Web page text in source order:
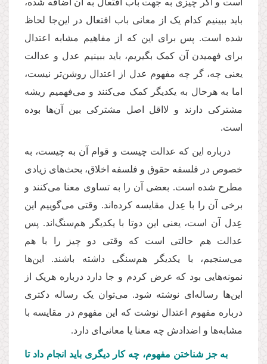
است و اگر چیزی به جهت باب افتعال به آن اضافه شده،
باید ببینیم کدام یک از معانی باب افتعال در اینجا لحاظ
شده است. پس برای این كه از مفاهیم مشابه اعتدال
برای فهمیدن آن کمک بگیریم، باید ببینیم عدل و عدالت
یعنی چه، گر چه مفهوم عدل از اعتدال روشنتر نیست،
اما به هرحال به یکدیگر کمک میکنند و میفهمیم ریشه
مشترکی دارند و لااقل اصل مشترکی بین آنها بوده
است.
درباره این كه عدالت چیست و قوام آن به چیست، به
خصوص در فلسفه حقوق و فلسفه اخلاق، بحثهای زیادی
مطرح شده است. بعضی آن را به تساوی معنا میکنند و
برخی آن را با عِدل مقایسه کرده اند. وقتی میگوییم این
عِدل آن است، یعنی این دوتا با یکدیگر همسنگ اند. پس
عدالت هم حالتی است که وقتی دو چیز را با هم
میسنجیم، با یکدیگر همسنگی داشته باشند. اینها
نمونههایی بود که عرض کردم و جا دارد درباره هریک از
اینها رساله ای نوشته شود. میتوان یک رساله دکتری
درباره مفهوم اعتدال نوشت که این مفهوم در مقایسه با
مشابهها و اضدادش چه معنا یا معانی ای دارد.
به جز شناختن مفهوم، چه کار دیگری باید انجام داد تا